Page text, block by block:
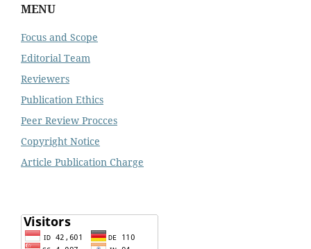
MENU
Focus and Scope
Editorial Team
Reviewers
Publication Ethics
Peer Review Procces
Copyright Notice
Article Publication Charge